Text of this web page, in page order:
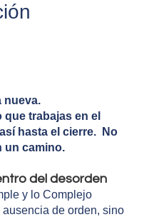
nueva.
trabajas en el
hasta el cierre. No
un camino.
del desorden
y lo Complejo
ausencia de orden, sino